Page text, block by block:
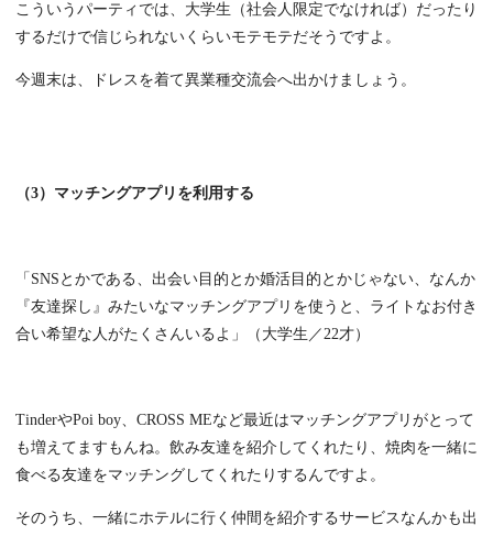
こういうパーティでは、大学生（社会人限定でなければ）だったり
するだけで信じられないくらいモテモテだそうですよ。
今週末は、ドレスを着て異業種交流会へ出かけましょう。
（3）マッチングアプリを利用する
「SNSとかである、出会い目的とか婚活目的とかじゃない、なんか
『友達探し』みたいなマッチングアプリを使うと、ライトなお付き
合い希望な人がたくさんいるよ」（大学生／22才）
TinderやPoi boy、CROSS MEなど最近はマッチングアプリがとって
も増えてますもんね。飲み友達を紹介してくれたり、焼肉を一緒に
食べる友達をマッチングしてくれたりするんですよ。
そのうち、一緒にホテルに行く仲間を紹介するサービスなんかも出